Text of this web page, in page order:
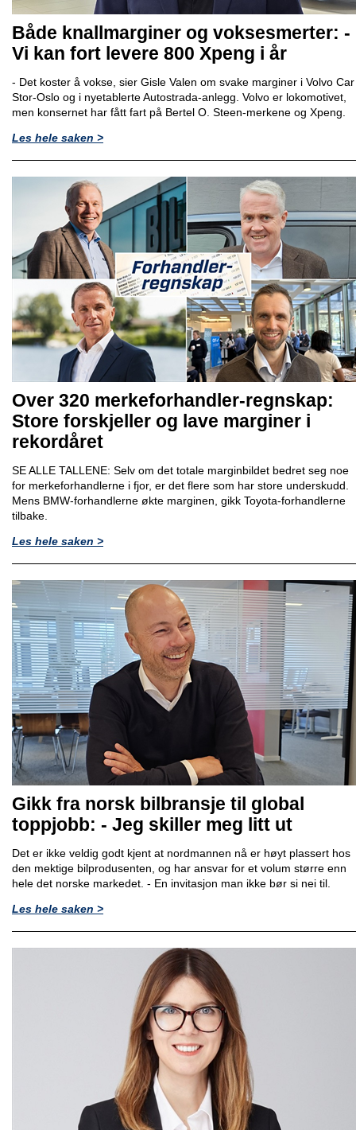
Både knallmarginer og voksesmerter: -
Vi kan fort levere 800 Xpeng i år
- Det koster å vokse, sier Gisle Valen om svake marginer i Volvo Car
Stor-Oslo og i nyetablerte Autostrada-anlegg. Volvo er lokomotivet,
men konsernet har fått fart på Bertel O. Steen-merkene og Xpeng.
Les hele saken >
Over 320 merkeforhandler-regnskap:
Store forskjeller og lave marginer i
rekordåret
SE ALLE TALLENE: Selv om det totale marginbildet bedret seg noe
for merkeforhandlerne i fjor, er det flere som har store underskudd.
Mens BMW-forhandlerne økte marginen, gikk Toyota-forhandlerne
tilbake.
Les hele saken >
Gikk fra norsk bilbransje til global
toppjobb: - Jeg skiller meg litt ut
Det er ikke veldig godt kjent at nordmannen nå er høyt plassert hos
den mektige bilprodusenten, og har ansvar for et volum større enn
hele det norske markedet. - En invitasjon man ikke bør si nei til.
Les hele saken >